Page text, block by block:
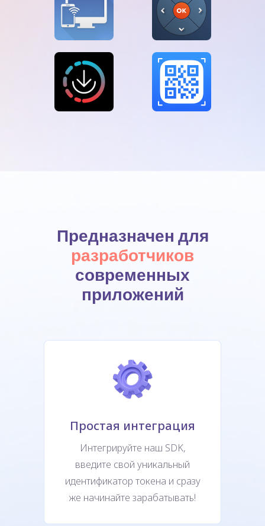
Предназначен для
разработчиков
современных
приложений
Простая интеграция
Интегрируйте наш SDK,
введите свой уникальный
идентификатор токена и сразу
же начинайте зарабатывать!